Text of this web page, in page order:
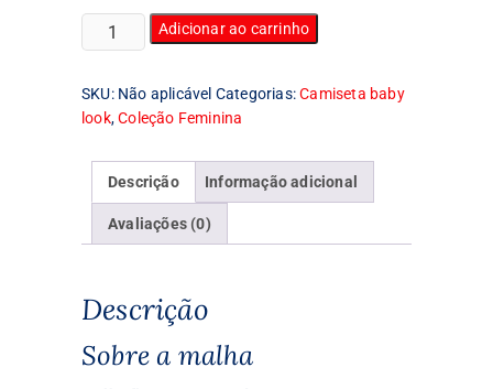
Camiseta
Feminina
Look
Robcop
Adicionar ao carrinho
SKU: Não aplicável Categorias:Camiseta baby
look,Coleção Feminina
Descrição Informação adicional
Avaliações (0)
Descrição
Sobre a malha